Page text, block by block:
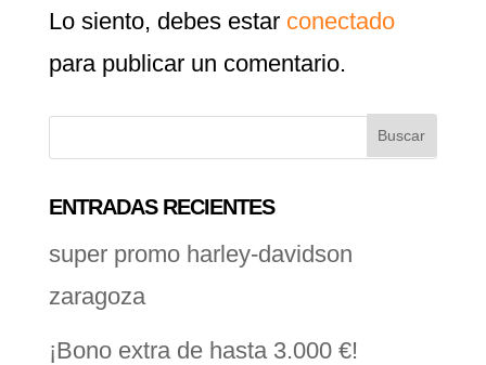
Lo siento, debes estar conectado
para publicar un comentario.
ENTRADAS RECIENTES
super promo harley-davidson
zaragoza
¡Bono extra de hasta 3.000 €!